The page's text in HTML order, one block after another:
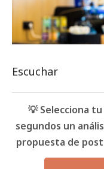
Escuchar
💡 Selecciona
segundos un
propuesta de